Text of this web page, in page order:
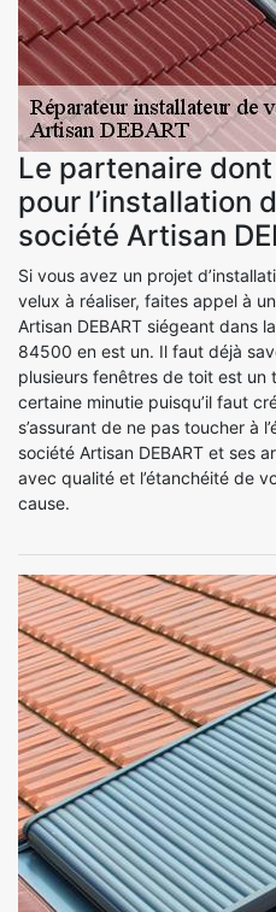
Le partenaire
pour l’installation
société Artisan
Si vous avez un projet
velux à réaliser, faites appel à
Artisan DEBART siégeant dans
84500 en est un. Il faut déjà
plusieurs fenêtres de toit est un
certaine minutie puisqu’il faut
s’assurant de ne pas toucher à
société Artisan DEBART et ses
avec qualité et l’étanchéité de
cause.